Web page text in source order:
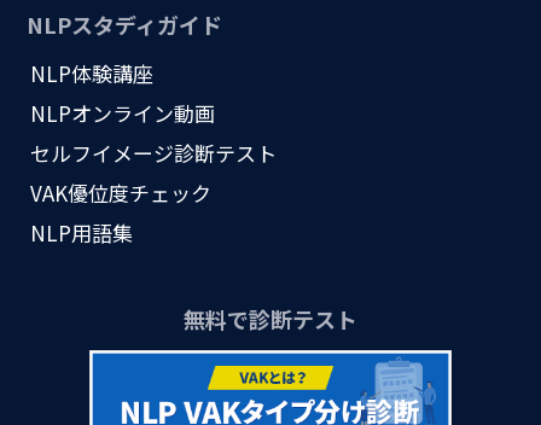
NLPスタディガイド
NLP体験講座
NLPオンライン動画
セルフイメージ診断テスト
VAK優位度チェック
NLP用語集
無料で診断テスト